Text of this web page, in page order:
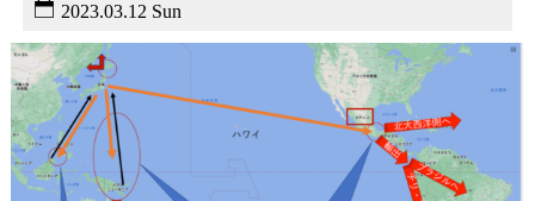
2023.03.12 Sun